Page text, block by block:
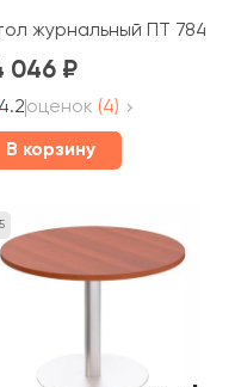
Patriot
журнальный ПТ 784
046
оценок (4)
В корзину